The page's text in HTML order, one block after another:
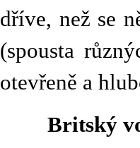
dříve, než se
(spousta
otevřeně a
Britský